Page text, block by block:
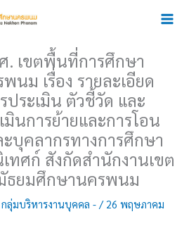
. เขตพื้นที่การศึกษา
ม เรื่อง รายละเอียด
ประเมิน ตัวชี้วัด และ
นการย้ายและการโอน
บุคลากรทางการศึกษา
ทศก์ สังกัดสำนักงานเขต
ธยมศึกษานครพนม
กลุ่มบริหารงานบุคคล - / 26 พฤษภาคม